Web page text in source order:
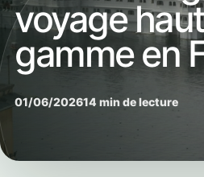
voyage
gamme en
01/06/202614 min de lecture